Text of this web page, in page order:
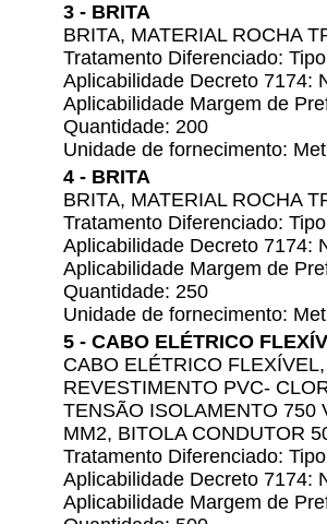
3 - BRITA
BRITA, MATERIAL ROCHA
Tratamento Diferenciado:
Aplicabilidade Decreto 7174:
Aplicabilidade Margem de
Quantidade: 200
Unidade de fornecimento:
4 - BRITA
BRITA, MATERIAL ROCHA
Tratamento Diferenciado:
Aplicabilidade Decreto 7174:
Aplicabilidade Margem de
Quantidade: 250
Unidade de fornecimento:
5 - CABO ELÉTRICO
CABO ELÉTRICO
REVESTIMENTO PVC-
TENSÃO ISOLAMENTO 750
MM2, BITOLA CONDUTOR
Tratamento Diferenciado:
Aplicabilidade Decreto 7174:
Aplicabilidade Margem de